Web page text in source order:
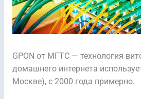
GPON от МГТС — технология
домашнего интернета
Москве), с 2000 года примерно.